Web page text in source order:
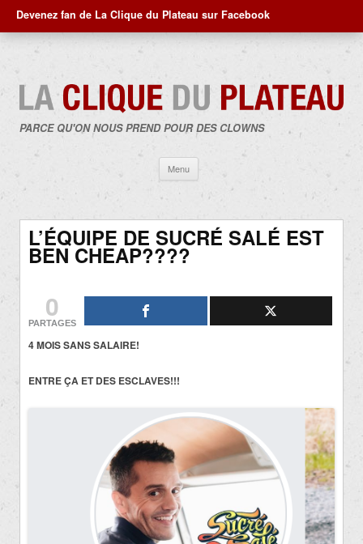
Devenez fan de La Clique du Plateau sur Facebook
PARCE QU'ON NOUS PREND POUR DES CLOWNS
Menu
contenu
L’ÉQUIPE DE SUCRÉ SALÉ EST
BEN CHEAP????
0
PARTAGES
4 MOIS SANS SALAIRE!
ENTRE ÇA ET DES ESCLAVES!!!